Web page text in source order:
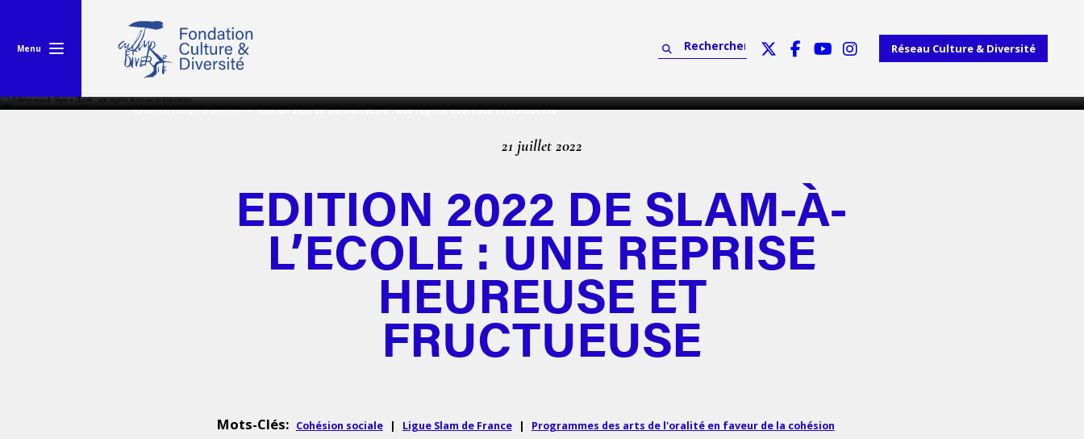
Menu Réseau Culture & Diversité
fondation culture & diversité edition 2022 de slam-à-l’ecole : une reprise heureuse et fructueuse
21 juillet 2022
EDITION 2022 DE SLAM-À-
L’ECOLE : UNE REPRISE
HEUREUSE ET
FRUCTUEUSE
Mots-Clés: Cohésion sociale | Ligue Slam de France |
Programmes des arts de l'oralité en faveur de la cohésion